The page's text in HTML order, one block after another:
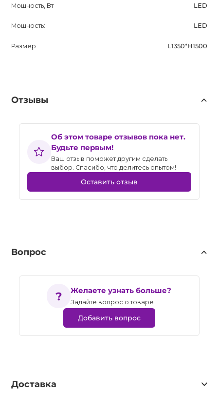
Мощность, Вт LED
Мощность: LED
Размер L1350*H1500
Отзывы
Об этом товаре отзывов пока нет.
Будьте первым!
Ваш отзыв поможет другим сделать
выбор. Спасибо, что делитесь опытом!
Оставить отзыв
Вопрос
Желаете узнать больше?
Задайте вопрос о товаре
Добавить вопрос
Доставка